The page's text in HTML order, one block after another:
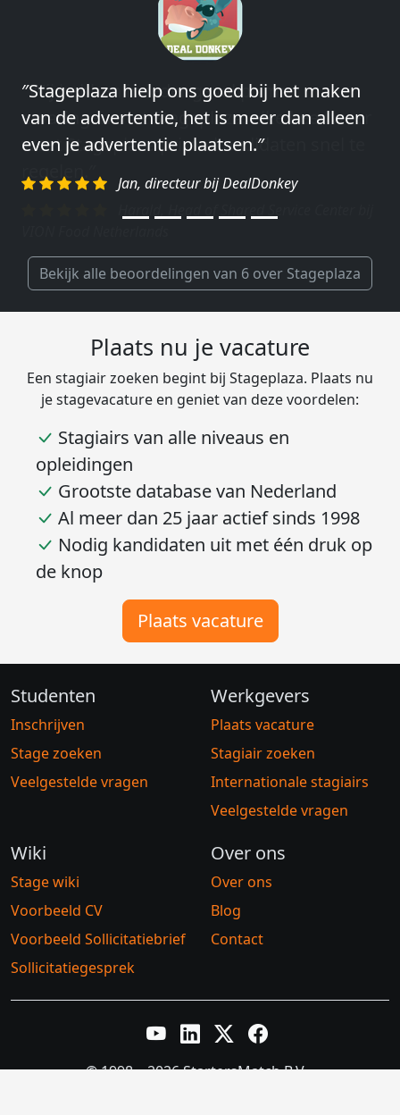
″Wij hebben in ieder geval prima
ervaringen met Stageplaza: elke keer weer
weet Stageplaza prima kandidaten snel te
regelen.″
Bekijk alle beoordelingen van 6 over Stageplaza
Plaats nu je vacature
Een stagiair zoeken begint bij Stageplaza. Plaats nu
je stagevacature en geniet van deze voordelen:
Stagiairs van alle niveaus en
opleidingen
Grootste database van Nederland
Al meer dan 25 jaar actief sinds 1998
Nodig kandidaten uit met één druk op
de knop
Plaats vacature
Studenten
Inschrijven
Stage zoeken
Veelgestelde vragen
Werkgevers
Plaats vacature
Stagiair zoeken
Internationale stagiairs
Veelgestelde vragen
Wiki
Stage wiki
Voorbeeld CV
Voorbeeld Sollicitatiebrief
Sollicitatiegesprek
Over ons
Over ons
Blog
Contact
YouTubeLinkedInTwitter XFacebook
© 1998 – 2026 StartersMatch B.V.